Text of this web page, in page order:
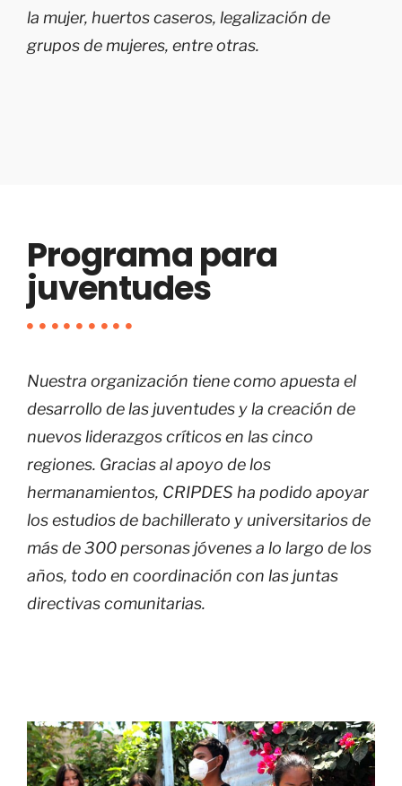
la mujer, huertos caseros, legalización de
grupos de mujeres, entre otras.
Programa para
juventudes
Nuestra organización tiene como apuesta el
desarrollo de las juventudes y la creación de
nuevos liderazgos críticos en las cinco
regiones. Gracias al apoyo de los
hermanamientos, CRIPDES ha podido apoyar
los estudios de bachillerato y universitarios de
más de 300 personas jóvenes a lo largo de los
años, todo en coordinación con las juntas
directivas comunitarias.